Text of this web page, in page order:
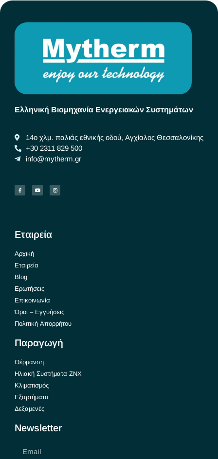
Ελληνική Βιομηχανία Ενεργειακών Συστημάτων
14ο χλμ. παλιάς εθνικής οδού, Αγχίαλος Θεσσαλονίκης
+30 2311 829 500
info@mytherm.gr
Εταιρεία
Αρχική
Εταιρεία
Blog
Ερωτήσεις
Επικοινωνία
Όροι – Εγγυήσεις
Πολιτική Απορρήτου
Παραγωγή
Θέρμανση
Ηλιακή Συστήματα ΖΝΧ
Κλιματισμός
Εξαρτήματα
Δεξαμενές
Newsletter